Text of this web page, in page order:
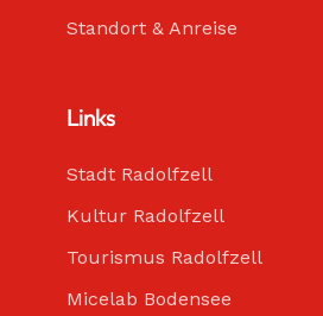
Standort & Anreise
Links
Stadt Radolfzell
Kultur Radolfzell
Tourismus Radolfzell
Micelab Bodensee